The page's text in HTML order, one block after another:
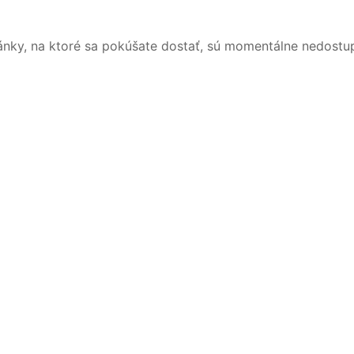
na ktoré sa pokúšate dostať, sú momentálne